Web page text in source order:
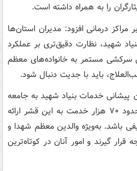
را به همراه داشته است.
درمانی افزود: مدیران استان‌ها
شهید، نظارت دقیق‌تری بر عملکرد
سرکشی مستمر به خانواده‌های معظم
باید با جدیت دنبال شود.
پیشانی خدمات بنیاد شهید به جامعه
ایثارگری است، تصریح کرد: روزانه حدود ۷۰ هزار خدمت به این قشر ارائه
باشد. به‌ویژه والدین معظم شهدا و
قرار گیرند و امور آنان در کوتاه‌ترین